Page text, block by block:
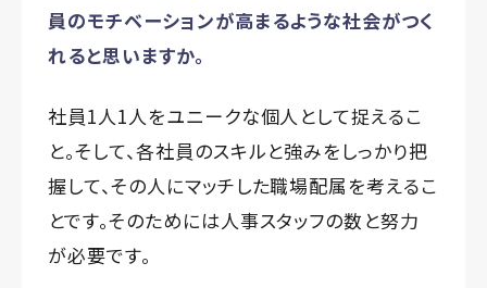
員のモチベーションが高まるような社会がつく
れると思いますか。
社員1人1人をユニークな個人として捉えるこ
と。そして、各社員のスキルと強みをしっかり把
握して、その人にマッチした職場配属を考えるこ
とです。そのためには人事スタッフの数と努力
が必要です。